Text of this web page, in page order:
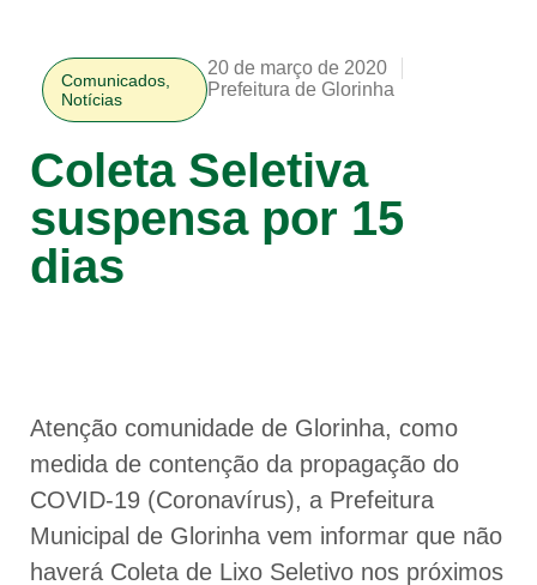
Comunicados
Notícias
20 de março de 2020
Prefeitura de Glorinha
Coleta Seletiva
suspensa por 15
dias
Atenção comunidade de Glorinha, como
medida de contenção da propagação do
COVID-19 (Coronavírus), a Prefeitura
Municipal de Glorinha vem informar que não
haverá Coleta de Lixo Seletivo nos próximos